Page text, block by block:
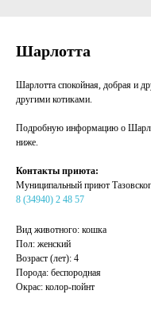
Шарлотта
Шарлотта спокойная, добрая и
другими котиками.
Подробную информацию о
ниже.
Контакты приюта:
Муниципальный приют
8 (34940) 2 48 57
Вид животного: кошка
Пол: женский
Возраст (лет): 4
Порода: беспородная
Окрас: колор-пойнт